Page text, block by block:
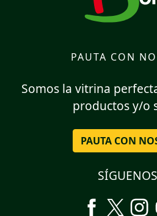
PAUTA CON
Somos la vitrina
productos y/o
PAUTA CON